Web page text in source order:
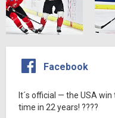
Facebook
It´s official — the USA
time in 22 years! ????